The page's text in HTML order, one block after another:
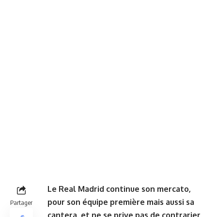
Partager
Le Real Madrid continue son mercato,
pour son équipe première mais aussi sa
cantera, et ne se prive pas de contrarier